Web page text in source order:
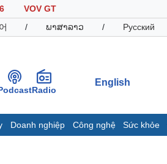
VOV GT
/ ພາສາລາວ / Русский
Radio
English
Doanh nghiệp Công nghệ Sức khỏe